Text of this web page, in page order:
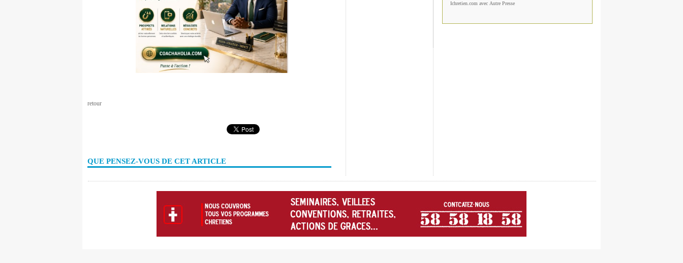
retour
QUE PENSEZ-VOUS DE CET ARTICLE
Ichretien.com avec Autre Presse